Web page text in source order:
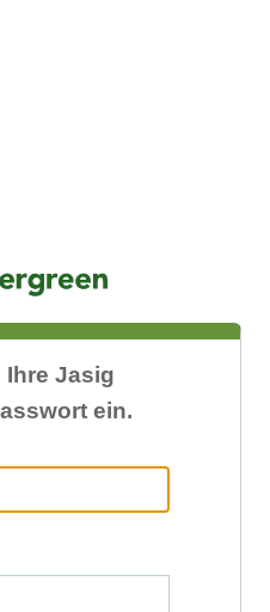
Ihre Jasig
ein.